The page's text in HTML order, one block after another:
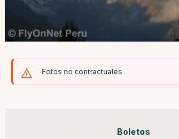
Fotos no contractuales
Boletos